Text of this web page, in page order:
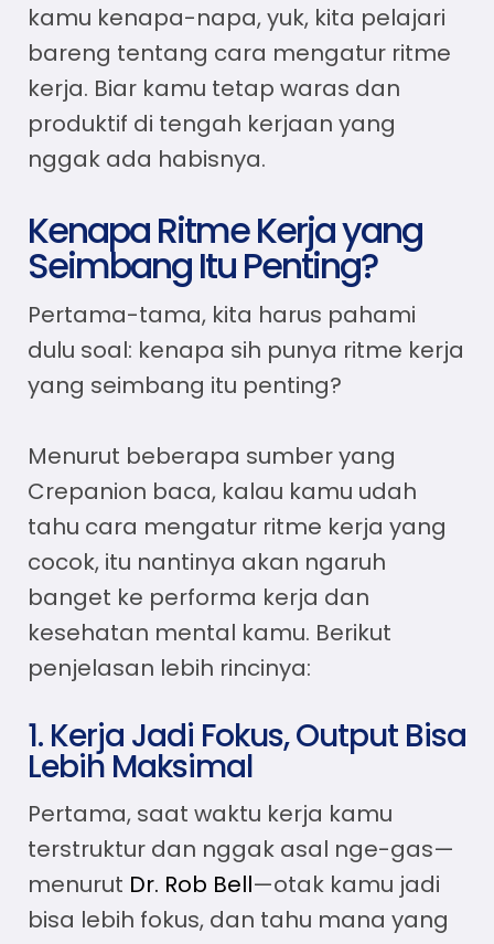
kamu kenapa-napa, yuk, kita pelajari
bareng tentang cara mengatur ritme
kerja. Biar kamu tetap waras dan
produktif di tengah kerjaan yang
nggak ada habisnya.
Kenapa Ritme Kerja yang
Seimbang Itu Penting?
Pertama-tama, kita harus pahami
dulu soal: kenapa sih punya ritme kerja
yang seimbang itu penting?
Menurut beberapa sumber yang
Crepanion baca, kalau kamu udah
tahu cara mengatur ritme kerja yang
cocok, itu nantinya akan ngaruh
banget ke performa kerja dan
kesehatan mental kamu. Berikut
penjelasan lebih rincinya:
1. Kerja Jadi Fokus, Output Bisa
Lebih Maksimal
Pertama, saat waktu kerja kamu
terstruktur dan nggak asal nge-gas—
menurut Dr. Rob Bell—otak kamu jadi
bisa lebih fokus, dan tahu mana yang